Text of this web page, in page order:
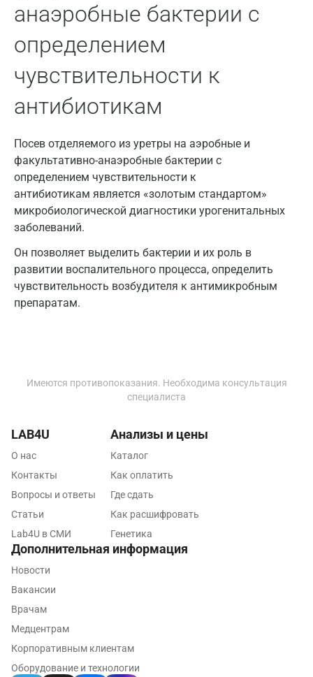
анаэробные бактерии с
определением
чувствительности к
антибиотикам
Посев отделяемого из уретры на аэробные и
факультативно-анаэробные бактерии с
определением чувствительности к
антибиотикам является «золотым стандартом»
микробиологической диагностики урогенитальных
заболеваний.
Он позволяет выделить бактерии и их роль в
развитии воспалительного процесса, определить
чувствительность возбудителя к антимикробным
препаратам.
Домодедово
Екатеринбург
Звенигород
Иваново
Ивантеевка
Ижевск
Истра
Йошкар-Ола
Калининград
Котельники
Краснодар
Красноярск
Курск
Лобня
Имеются противопоказания. Необходима консультация
специалиста
LAB4U
О нас
Контакты
Вопросы и ответы
Статьи
Lab4U в СМИ
Анализы и цены
Каталог
Как оплатить
Где сдать
Как расшифровать
Генетика
Дополнительная информация
Новости
Вакансии
Врачам
Медцентрам
Корпоративным клиентам
Оборудование и технологии